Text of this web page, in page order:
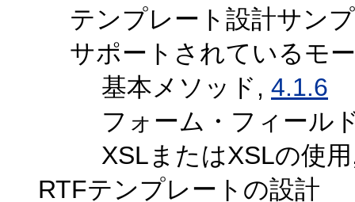
テンプレート設計サン
サポートされているモ
基本メソッド, 4.1.6
フォーム・フィール
XSLまたはXSLの使
RTFテンプレートの設計